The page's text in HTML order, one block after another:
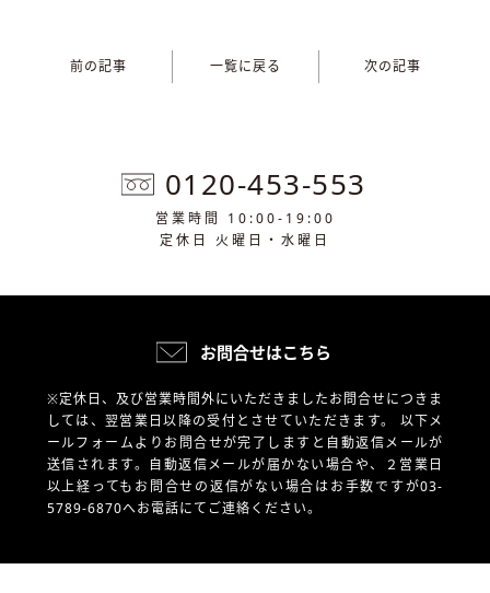
前の記事 一覧に戻る 次の記事
0120-453-553
営業時間 10:00-19:00
定休日 火曜日・水曜日
お問合せはこちら
※定休日、及び営業時間外にいただきましたお問合せにつきま
しては、翌営業日以降の受付とさせていただきます。 以下メ
ールフォームよりお問合せが完了しますと自動返信メールが
送信されます。自動返信メールが届かない場合や、
２営業日
以上経ってもお問合せの返信がない場合はお手数ですが03-
5789-6870へお電話にてご連絡ください。